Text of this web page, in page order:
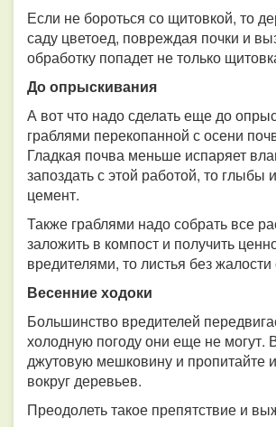
Если не бороться со щитовкой, то
саду цветоед, повреждая почки и
обработку попадет не только
До опрыскивания
А вот что надо сделать еще до
граблями перекопанной с осени
Гладкая почва меньше испаряет
запоздать с этой работой, то
цемент.
Также граблями надо собрать все
заложить в компост и получить
вредителями, то листья без жалости
Весенние ходоки
Большинство вредителей
холодную погоду они еще не могут.
джутовую мешковину и пропитайте
вокруг деревьев.
Преодолеть такое препятствие и